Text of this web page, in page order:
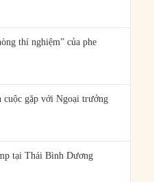
thí nghiệm” của phe
cuộc gặp với Ngoại trưởng
tại Thái Bình Dương